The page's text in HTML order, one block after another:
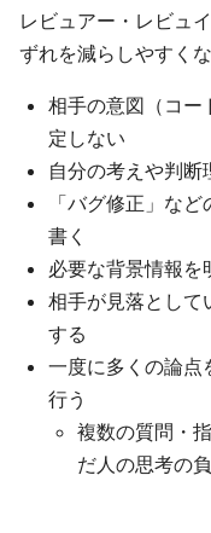
レビュアー・レビュ
ずれを減らしやすくな
相手の意図（コー
定しない
自分の考えや判断
「バグ修正」な
書く
必要な背景情報を
相手が見落として
する
一度に多くの論点
行う
複数の質問・
だ人の思考の